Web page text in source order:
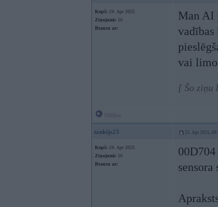
Kopš: 24. Apr 2025
Ziņojumi: 16
Braucu ar:
Man AI
vadības
vai
[ Šo ziņu
tankijs23 25. Apr 2025,
Kopš: 24. Apr 2025
Ziņojumi: 16
Braucu ar:
sensora